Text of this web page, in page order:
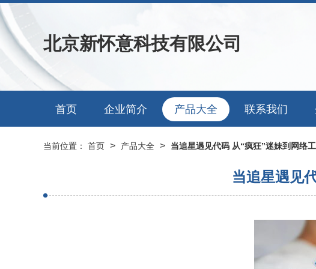
北京新怀意科技有限公司
首页 企业简介 产品大全 联系我们
当前位置： 首页 > 产品大全 > 当追星遇见代码 从“疯狂”迷妹到网络
当追星遇见